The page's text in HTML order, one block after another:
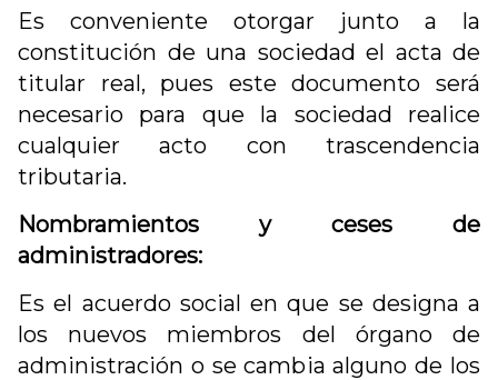
Es conveniente otorgar junto a la
constitución de una sociedad el acta de
titular real, pues este documento será
necesario para que la sociedad realice
cualquier acto con trascendencia
tributaria.
Nombramientos y ceses de
administradores:
Es el acuerdo social en que se designa a
los nuevos miembros del órgano de
administración o se cambia alguno de los